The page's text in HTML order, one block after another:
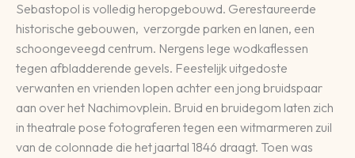
Sebastopol is volledig heropgebouwd. Gerestaureerde
historische gebouwen, verzorgde parken en lanen, een
schoongeveegd centrum. Nergens lege wodkaflessen
tegen afbladderende gevels. Feestelijk uitgedoste
verwanten en vrienden lopen achter een jong bruidspaar
aan over het Nachimovplein. Bruid en bruidegom laten zich
in theatrale pose fotograferen tegen een witmarmeren zuil
van de colonnade die het jaartal 1846 draagt. Toen was